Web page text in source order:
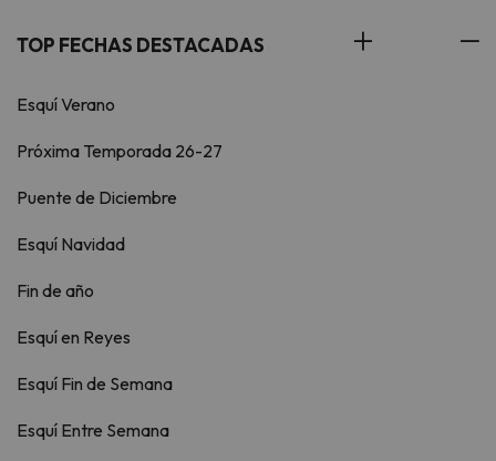
TOP FECHAS DESTACADAS
Esquí Verano
Próxima Temporada 26-27
Puente de Diciembre
Esquí Navidad
Fin de año
Esquí en Reyes
Esquí Fin de Semana
Esquí Entre Semana